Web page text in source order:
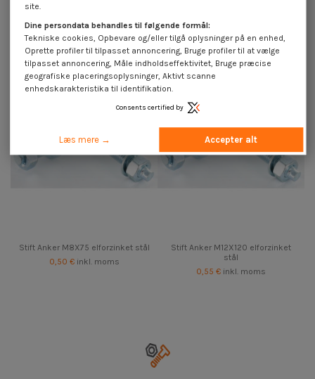
Stift Anker M10X120 elforzinket
Stift Anker M8X75 elforzinket stål
0,50 € inkl. moms
Stift Anker M12X120 elforzinket
stål
0,55 € inkl. moms
site.
Dine persondata behandles til følgende formål:
Tekniske cookies, Opbevare og/eller tilgå oplysninger på en enhed,
Oprette profiler til tilpasset annoncering, Bruge profiler til at vælge
tilpasset annoncering, Måle indholdseffektivitet, Bruge præcise
geografiske placeringsoplysninger, Aktivt scanne
enhedskarakteristika til identifikation.
Consents certified by
Læs mere → Accepter alt